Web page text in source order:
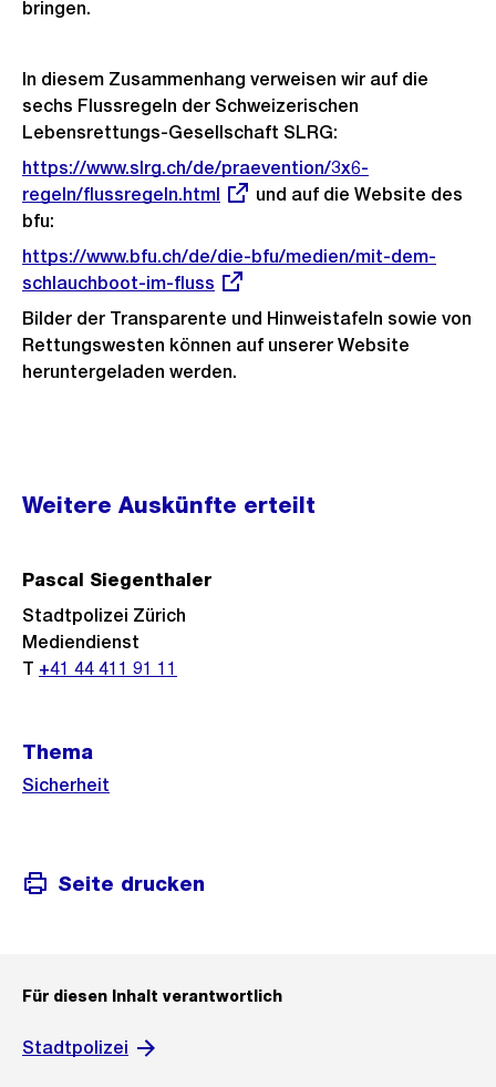
bringen.
In diesem Zusammenhang verweisen wir auf die
sechs Flussregeln der Schweizerischen
Lebensrettungs-Gesellschaft SLRG:
Externer
Link:
https://www.slrg.ch/de/praevention/3x6-
regeln/flussregeln.html
und auf die Website des
bfu:
Externer
Link:
https://www.bfu.ch/de/die-bfu/medien/mit-dem-
schlauchboot-im-fluss
Bilder der Transparente und Hinweistafeln sowie von
Rettungswesten können auf unserer Website
heruntergeladen werden.
Weitere
Informationen
Weitere Auskünfte erteilt
Pascal Siegenthaler
Stadtpolizei Zürich
Mediendienst
T +41 44 411 91 11
Thema
Sicherheit
Seite drucken
Für diesen Inhalt verantwortlich
Stadtpolizei